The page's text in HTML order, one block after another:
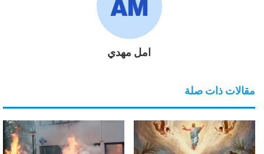
امل مهدي
مقالات ذات صلة